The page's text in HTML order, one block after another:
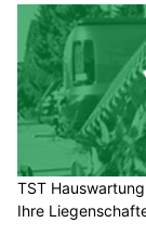
TST
Ihre